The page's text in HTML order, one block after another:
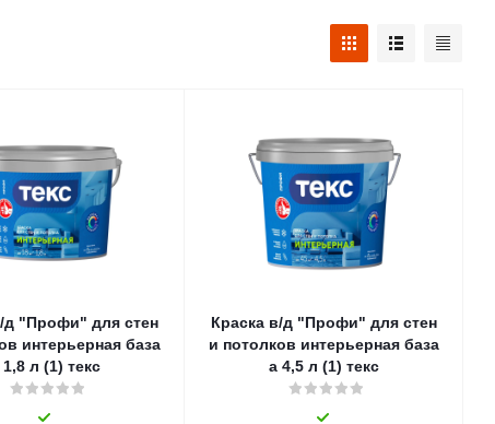
д "Профи" для стен
интерьерная база
а 1,8 л (1) текс
Краска в/д "Профи" для стен
и потолков интерьерная база
а 4,5 л (1) текс